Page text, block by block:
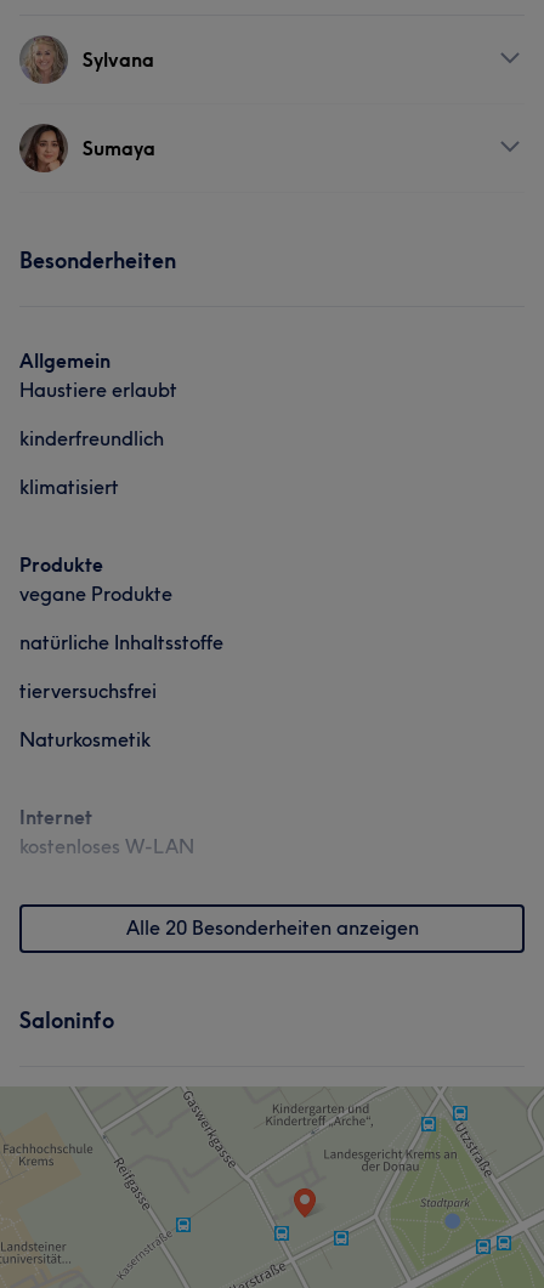
Sylvana
ServicesSumaya
Besonderheiten
Allgemein
Haustiere erlaubt
kinderfreundlich
klimatisiert
Produkte
vegane Produkte
natürliche Inhaltsstoffe
tierversuchsfrei
Naturkosmetik
Internet
kostenloses W-LAN
Alle 20 Besonderheiten anzeigen
Saloninfo